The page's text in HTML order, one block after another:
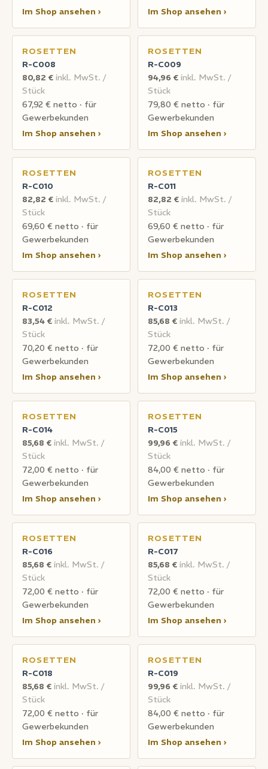
Im Shop ansehen ›
Im Shop ansehen ›
ROSETTEN
R-C008
80,82 € inkl. MwSt. /
Stück
67,92 € netto · für
Gewerbekunden
Im Shop ansehen ›
ROSETTEN
R-C009
94,96 € inkl. MwSt. /
Stück
79,80 € netto · für
Gewerbekunden
Im Shop ansehen ›
ROSETTEN
R-C010
82,82 € inkl. MwSt. /
Stück
69,60 € netto · für
Gewerbekunden
Im Shop ansehen ›
ROSETTEN
R-C011
82,82 € inkl. MwSt. /
Stück
69,60 € netto · für
Gewerbekunden
Im Shop ansehen ›
ROSETTEN
R-C012
83,54 € inkl. MwSt. /
Stück
70,20 € netto · für
Gewerbekunden
Im Shop ansehen ›
ROSETTEN
R-C013
85,68 € inkl. MwSt. /
Stück
72,00 € netto · für
Gewerbekunden
Im Shop ansehen ›
ROSETTEN
R-C014
85,68 € inkl. MwSt. /
Stück
72,00 € netto · für
Gewerbekunden
Im Shop ansehen ›
ROSETTEN
R-C015
99,96 € inkl. MwSt. /
Stück
84,00 € netto · für
Gewerbekunden
Im Shop ansehen ›
ROSETTEN
R-C016
85,68 € inkl. MwSt. /
Stück
72,00 € netto · für
Gewerbekunden
Im Shop ansehen ›
ROSETTEN
R-C017
85,68 € inkl. MwSt. /
Stück
72,00 € netto · für
Gewerbekunden
Im Shop ansehen ›
ROSETTEN
R-C018
85,68 € inkl. MwSt. /
Stück
72,00 € netto · für
Gewerbekunden
Im Shop ansehen ›
ROSETTEN
R-C019
99,96 € inkl. MwSt. /
Stück
84,00 € netto · für
Gewerbekunden
Im Shop ansehen ›